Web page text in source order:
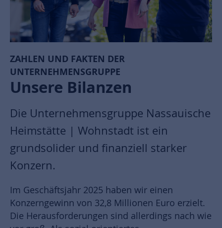
ZAHLEN UND FAKTEN DER
UNTERNEHMENSGRUPPE
Unsere Bilanzen
Die Unternehmensgruppe Nassauische
Heimstätte | Wohnstadt ist ein
grundsolider und finanziell starker
Konzern.
Im Geschäftsjahr 2025 haben wir einen
Konzerngewinn von 32,8 Millionen Euro erzielt.
Die Herausforderungen sind allerdings nach wie